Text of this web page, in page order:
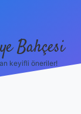
Bahçesi
keyifli öneriler!